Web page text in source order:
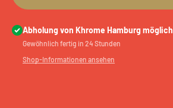
Abholung von Khrome Hamburg möglich
Gewöhnlich fertig in 24 Stunden
Shop-Informationen ansehen